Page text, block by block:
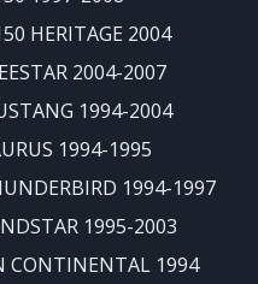
HERITAGE 2004
2004-2007
1994-2004
1994-1995
1994-1997
1995-2003
CONTINENTAL 1994